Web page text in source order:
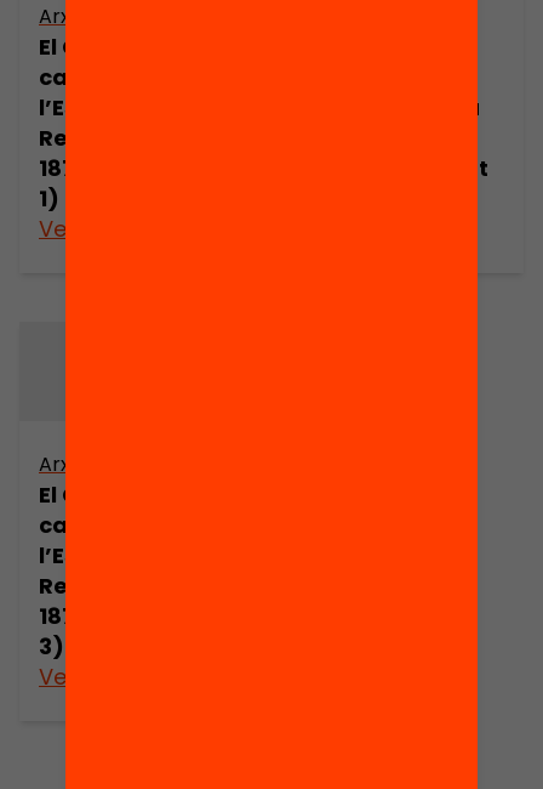
Arxiu
El Carlisme
català dins
l’Espanya de la
Restauració,
1875-1900 (part
1)
Veure’n més
l’Espanya de la
1875-1900 (part
Arxiu
El Carlisme
català dins
l’Espanya de la
Restauració,
1875-1900 (part
3)
Veure’n més